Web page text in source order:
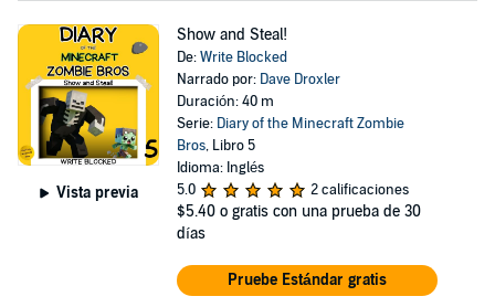
Vista previa
Show and Steal!
De:Write Blocked
Narrado por: Dave Droxler
Duración: 40 m
Serie: Diary of the Minecraft Zombie
Bros, Libro 5
Idioma: Inglés
5.0
2 calificaciones
$5.40 o gratis con una prueba de 30
días
Pruebe Estándar gratis